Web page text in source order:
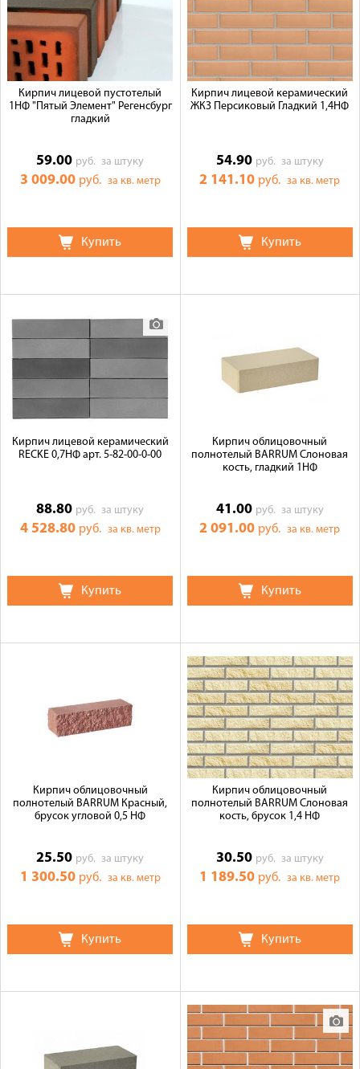
Кирпич лицевой пустотелый
1НФ "Пятый Элемент" Регенсбург
гладкий
59.00 руб.за штуку
3 009.00 руб. за кв. метр
Купить
Кирпич лицевой керамический
ЖКЗ Персиковый Гладкий 1,4НФ
54.90 руб. за штуку
2 141.10 руб.за кв. метр
Купить
Кирпич лицевой керамический
RECKE 0,7НФ арт. 5-82-00-0-00
88.80 руб.за штуку
4 528.80 руб. за кв. метр
Купить
Кирпич облицовочный
полнотелый BARRUM Слоновая
кость, гладкий 1НФ
41.00 руб. за штуку
2 091.00 руб.за кв. метр
Купить
Кирпич облицовочный
полнотелый BARRUM Красный,
брусок угловой 0,5 НФ
25.50 руб.за штуку
1 300.50 руб. за кв. метр
Купить
Кирпич облицовочный
полнотелый BARRUM Слоновая
кость, брусок 1,4 НФ
30.50 руб. за штуку
1 189.50 руб.за кв. метр
Купить